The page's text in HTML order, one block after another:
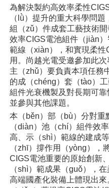
為解決製約高效率柔性
（lǜ）提升的重大科學問
組（zǔ）件成套工藝技術開
效率CIGS電池組件（jiàn
範線（xiàn），和實現柔性
用。尚越光電受邀參加此次
主（zhǔ）要負責本項任務
的成（chéng）套（tào）
組件光衰機製及對長期可靠
並參與其他課題。
本（běn）部（bù）分對重
（diàn）池（chí）組件效
高、示（shì）範線的建成
（zhī）撐作用（yòng），
CIGS電池重要的原始創新
（shì）範成果（guǒ），
高端國產化裝備上體現出